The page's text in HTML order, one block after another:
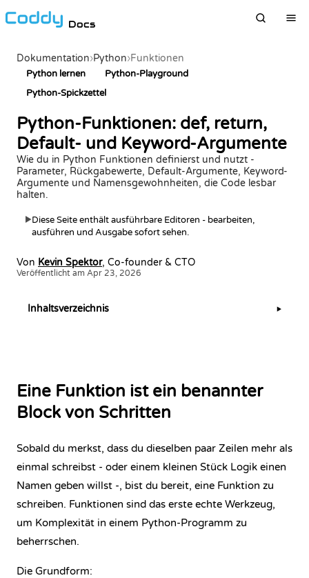
Docs
Dokumentation›Python›Funktionen
Python lernen
Python-Playground
Python-Spickzettel
Python-Funktionen: def, return,
Default- und Keyword-Argumente
Wie du in Python Funktionen definierst und nutzt -
Parameter, Rückgabewerte, Default-Argumente, Keyword-
Argumente und Namensgewohnheiten, die Code lesbar
halten.
▶Diese Seite enthält ausführbare Editoren - bearbeiten,
ausführen und Ausgabe sofort sehen.
Von Kevin Spektor, Co-founder & CTO
Veröffentlicht am Apr 23, 2026
Eine Funktion ist ein benannter
Block von Schritten
Sobald du merkst, dass du dieselben paar Zeilen mehr als
einmal schreibst - oder einem kleinen Stück Logik einen
Namen geben willst -, bist du bereit, eine Funktion zu
schreiben. Funktionen sind das erste echte Werkzeug,
um Komplexität in einem Python-Programm zu
beherrschen.
Die Grundform:
Inhaltsverzeichnis ▶